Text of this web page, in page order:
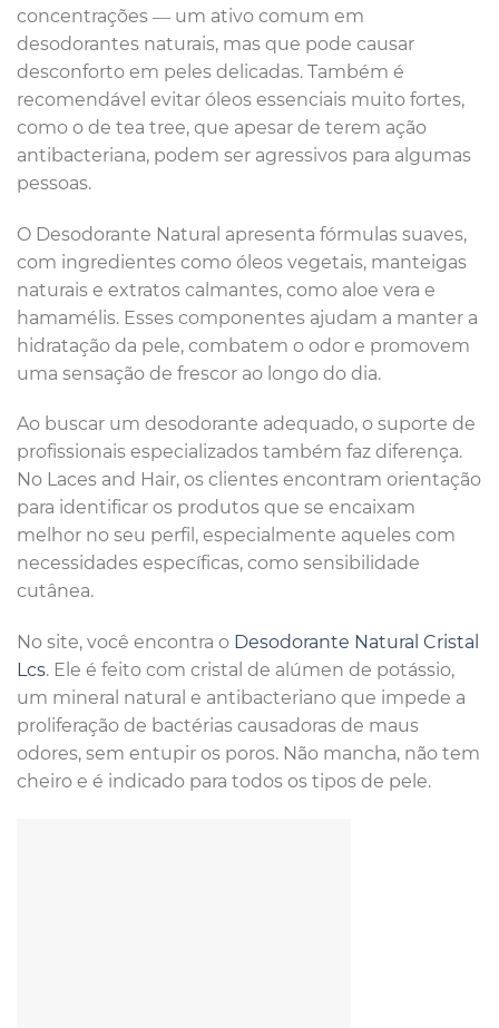
concentrações — um ativo comum em
desodorantes naturais, mas que pode causar
desconforto em peles delicadas. Também é
recomendável evitar óleos essenciais muito fortes,
como o de tea tree, que apesar de terem ação
antibacteriana, podem ser agressivos para algumas
pessoas.
O Desodorante Natural apresenta fórmulas suaves,
com ingredientes como óleos vegetais, manteigas
naturais e extratos calmantes, como aloe vera e
hamamélis. Esses componentes ajudam a manter a
hidratação da pele, combatem o odor e promovem
uma sensação de frescor ao longo do dia.
Ao buscar um desodorante adequado, o suporte de
profissionais especializados também faz diferença.
No Laces and Hair, os clientes encontram orientação
para identificar os produtos que se encaixam
melhor no seu perfil, especialmente aqueles com
necessidades específicas, como sensibilidade
cutânea.
No site, você encontra o Desodorante Natural Cristal
Lcs. Ele é feito com cristal de alúmen de potássio,
um mineral natural e antibacteriano que impede a
proliferação de bactérias causadoras de maus
odores, sem entupir os poros. Não mancha, não tem
cheiro e é indicado para todos os tipos de pele.